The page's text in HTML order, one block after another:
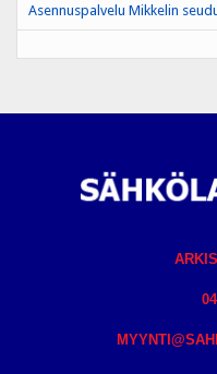
Asennuspalvelu Mikkelin